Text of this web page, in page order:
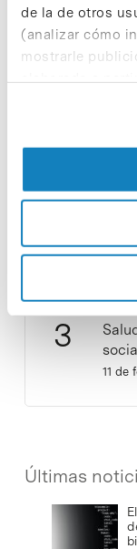
de la de otros
(analizar cómo
mostrarle
elaborado a
información
la Política de
Los
y
3 de
11 de
Últimas